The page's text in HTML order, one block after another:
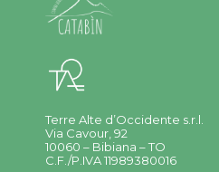
Terre Alte d’Occidente s.r.l.
Via Cavour, 92
10060 – Bibiana – TO
C.F./P.IVA 11989380016